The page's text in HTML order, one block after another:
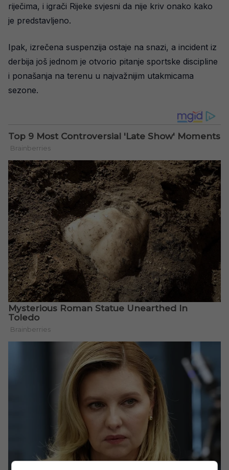
riječima, i igrači Rijeke svjesni da nije kriv onako kako
je predstavljeno.
Ipak, izrečena suspenzija ostaje na snazi, a incident iz
derbija još jednom je otvorio pitanje sportske discipline
i ponašanja na terenu u najvažnijim utakmicama
sezone.